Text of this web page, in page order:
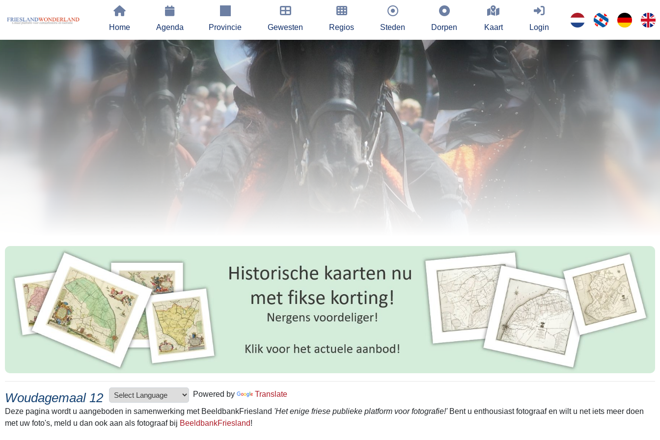
Home Agenda Provincie Gewesten Regios Steden Dorpen Kaart Login
Woudagemaal 12 Powered by Translate
Deze pagina wordt u aangeboden in samenwerking met BeeldbankFriesland 'Het enige friese publieke platform voor fotografie!'Bent u enthousiast fotograaf en wilt u net iets meer doen
met uw foto's, meld u dan ook aan als fotograaf bij BeeldbankFriesland!